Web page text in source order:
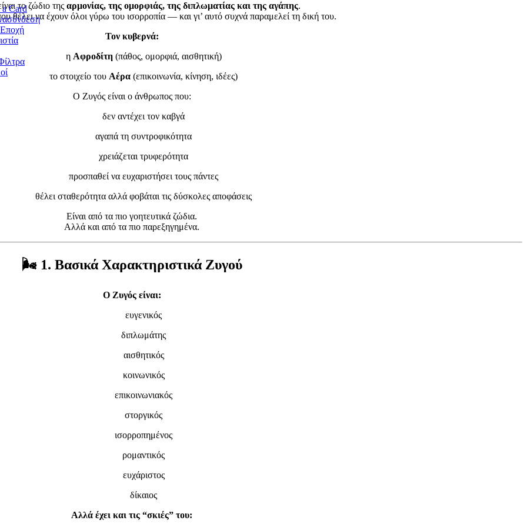
a Cardτο ζώδιο της αρμονίας, της ομορφιάς, της διπλωματίας και της αγάπης.
θέλει να έχουν όλοι γύρω του ισορροπία — και γι’ αυτό συχνά παραμελεί τη δική του.
Τον κυβερνά:
η Αφροδίτη(πάθος, ομορφιά, αισθητική)
το στοιχείο του Αέρα (επικοινωνία, κίνηση, ιδέες)
Ο Ζυγός είναι ο άνθρωπος που:
δεν αντέχει τον καβγά
αγαπά τη συντροφικότητα
χρειάζεται τρυφερότητα
προσπαθεί να ευχαριστήσει τους πάντες
θέλει σταθερότητα αλλά φοβάται τις δύσκολες αποφάσεις
Είναι από τα πιο γοητευτικά ζώδια.
Αλλά και από τα πιο παρεξηγημένα.
🌬 1. Βασικά Χαρακτηριστικά Ζυγού
Ο Ζυγός είναι:
ευγενικός
διπλωμάτης
αισθητικός
κοινωνικός
επικοινωνιακός
στοργικός
ισορροπημένος
ρομαντικός
ευχάριστος
δίκαιος
Αλλά έχει και τις “σκιές” του: